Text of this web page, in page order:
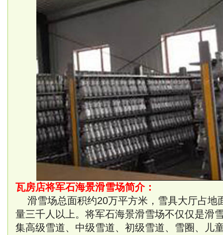
瓦房店将军石海景滑雪场简介：
滑雪场总面积约20万平方米，雪具大厅占地
量三千人以上。将军石海景滑雪场不仅仅是滑
集高级雪道、中级雪道、初级雪道、雪圈、儿